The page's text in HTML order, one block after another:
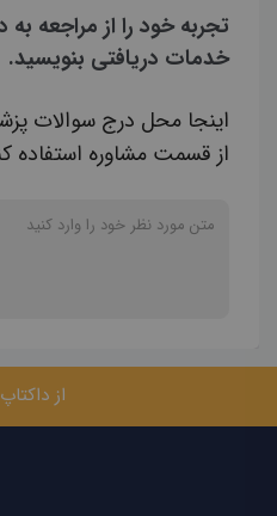
تجربه خود را از مراجعه به
خدمات دریافتی بنویسید.
اینجا محل درج سوالات
از قسمت مشاوره استفاده
از